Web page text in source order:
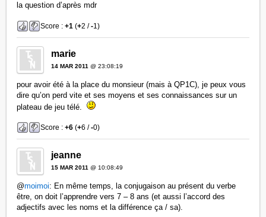
la question d’après mdr
Score :+1 (+2 /-1)
marie
14 MAR 2011 @ 23:08:19
pour avoir été à la place du monsieur (mais à QP1C), je peux vous
dire qu’on perd vite et ses moyens et ses connaissances sur un
plateau de jeu télé.
Score :+6 (+6 /-0)
jeanne
15 MAR 2011 @ 10:08:49
@moimoi: En même temps, la conjugaison au présent du verbe
être, on doit l’apprendre vers 7 – 8 ans (et aussi l’accord des
adjectifs avec les noms et la différence ça / sa).